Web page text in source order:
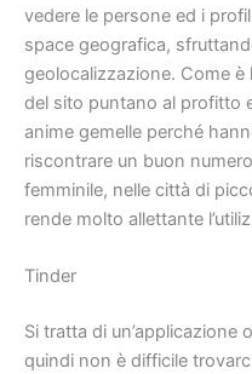
vedere le persone ed i
space geografica,
geolocalizzazione. Come
del sito puntano al profitto
anime gemelle perché
riscontrare un buon
femminile, nelle città di
rende molto allettante
Tinder
Si tratta di
quindi non è difficile